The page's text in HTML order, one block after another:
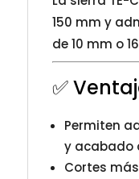
150 mm y
de 10 mm o
✅
Permiten
y acabado
Cortes